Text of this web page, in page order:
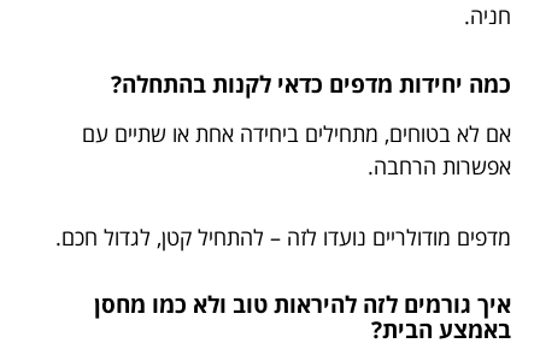
חניה.
כמה יחידות מדפים כדאי לקנות בהתחלה?
אם לא בטוחים, מתחילים ביחידה אחת או שתיים עם
אפשרות הרחבה.
מדפים מודולריים נועדו לזה – להתחיל קטן, לגדול חכם.
איך גורמים לזה להיראות טוב ולא כמו מחסן
באמצע הבית?